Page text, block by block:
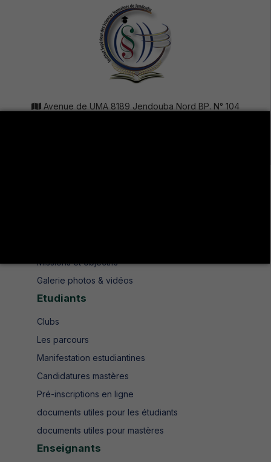
Avenue de UMA 8189 Jendouba Nord BP. N° 104
Missions et objectifs
Galerie photos & vidéos
Etudiants
Clubs
Les parcours
Manifestation estudiantines
Candidatures mastères
Pré-inscriptions en ligne
documents utiles pour les étudiants
documents utiles pour mastères
Enseignants